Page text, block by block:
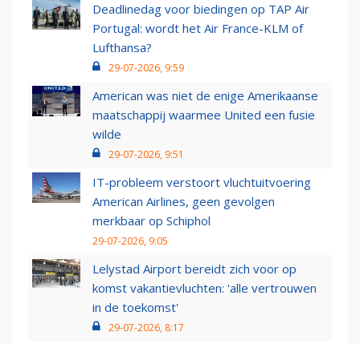
Deadlinedag voor biedingen op TAP Air
Portugal: wordt het Air France-KLM of
Lufthansa?
29-07-2026, 9:59
American was niet de enige Amerikaanse
maatschappij waarmee United een fusie
wilde
29-07-2026, 9:51
IT-probleem verstoort vluchtuitvoering
American Airlines, geen gevolgen
merkbaar op Schiphol
29-07-2026, 9:05
Lelystad Airport bereidt zich voor op
komst vakantievluchten: 'alle vertrouwen
in de toekomst'
29-07-2026, 8:17